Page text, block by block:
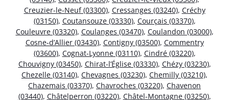
Creuzier-le-Neuf (03300), Cressanges (03240), Créchy
(03150), Coutansouze (03330), Courçais (03370),
Couleuvre (03320), Coulanges (03470), Coulandon (03000),
Cosne-d’Allier (03430), Contigny (03500), Commentry
(03600), Cognat-Lyonne (03110), Cindré (03220),
Chouvigny (03450), Chirat-l’Église (03330), Chézy (03230),
Chezelle (03140), Chevagnes (03230), Chemilly (03210),
Chazemais (03370), Chavroches (03220), Chavenon
(03440), Châtelperron (03220), Châtel-Montagne (03250),